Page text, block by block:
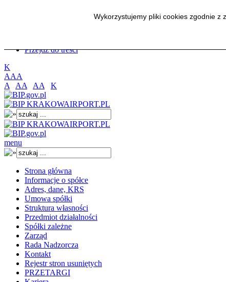
Wykorzystujemy pliki cookies zgodnie z
Przejdź do menu głównego
Przejdź do menu dolnego
Przejdź do treści
K
AAA
A
AA AA K
menu
Strona główna
Informacje o spółce
Adres, dane, KRS
Umowa spółki
Struktura własności
Przedmiot działalności
Spółki zależne
Zarząd
Rada Nadzorcza
Kontakt
Rejestr stron usuniętych
PRZETARGI